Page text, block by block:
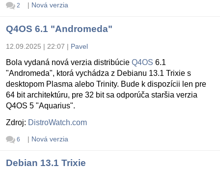
2 | Nová verzia
Q4OS 6.1 "Andromeda"
12.09.2025 | 22:07 | Pavel
Bola vydaná nová verzia distribúcie Q4OS 6.1
"Andromeda", ktorá vychádza z Debianu 13.1 Trixie s
desktopom Plasma alebo Trinity. Bude k dispozícii len pre
64 bit architektúru, pre 32 bit sa odporúča staršia verzia
Q4OS 5 "Aquarius".
Zdroj: DistroWatch.com
6 | Nová verzia
Debian 13.1 Trixie